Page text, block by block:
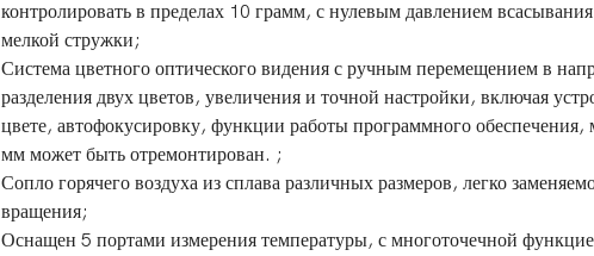
контролировать в пределах 10 грамм, с нулевым давлением
мелкой стружки;
Система цветного оптического видения с ручным перемещением в
разделения двух цветов, увеличения и точной настройки, включая
цвете, автофокусировку, функции работы программного
мм может быть отремонтирован. ;
Сопло горячего воздуха из сплава различных размеров, легко
вращения;
Оснащен 5 портами измерения температуры, с многоточечной